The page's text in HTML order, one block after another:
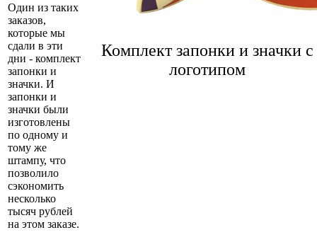
Один из таких
заказов,
которые мы
сдали в эти
дни - комплект
запонки и
значки. И
запонки и
значки были
изготовлены
по одному и
тому же
штампу, что
позволило
сэкономить
несколько
тысяч рублей
на этом заказе.
Комплект запонки и значки с
логотипом